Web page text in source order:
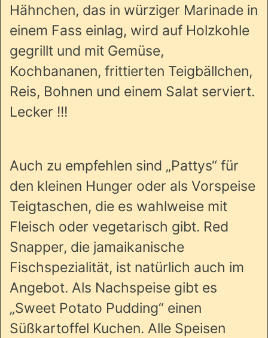
Hähnchen, das in würziger Marinade in
einem Fass einlag, wird auf Holzkohle
gegrillt und mit Gemüse,
Kochbananen, frittierten Teigbällchen,
Reis, Bohnen und einem Salat serviert.
Lecker !!!
Auch zu empfehlen sind „Pattys“ für
den kleinen Hunger oder als Vorspeise
Teigtaschen, die es wahlweise mit
Fleisch oder vegetarisch gibt. Red
Snapper, die jamaikanische
Fischspezialität, ist natürlich auch im
Angebot. Als Nachspeise gibt es
„Sweet Potato Pudding“ einen
Süßkartoffel Kuchen. Alle Speisen